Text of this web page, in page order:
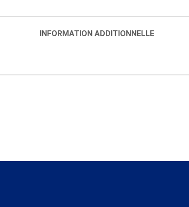
INFORMATION ADDITIONNELLE